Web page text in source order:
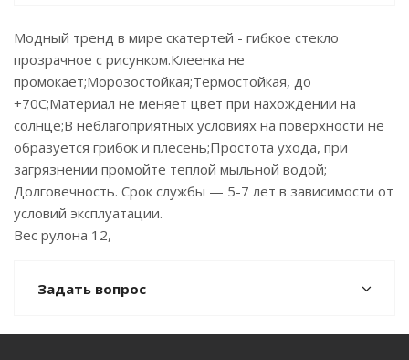
Модный тренд в мире скатертей - гибкое стекло
прозрачное с рисунком.Клеенка не
промокает;Морозостойкая;Термостойкая, до
+70С;Материал не меняет цвет при нахождении на
солнце;В неблагоприятных условиях на поверхности не
образуется грибок и плесень;Простота ухода, при
загрязнении промойте теплой мыльной водой;
Долговечность. Срок службы — 5-7 лет в зависимости от
условий эксплуатации.
Вес рулона 12,
Задать вопрос